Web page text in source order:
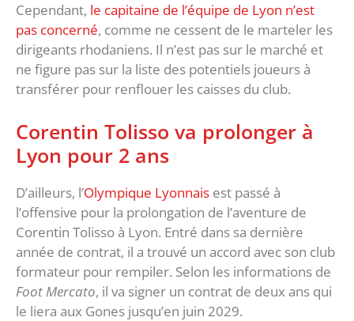
Cependant, le capitaine de l’équipe de Lyon n’est
pas concerné, comme ne cessent de le marteler les
dirigeants rhodaniens. Il n’est pas sur le marché et
ne figure pas sur la liste des potentiels joueurs à
transférer pour renflouer les caisses du club.
Corentin Tolisso va prolonger à
Lyon pour 2 ans
D’ailleurs, l’Olympique Lyonnais est passé à
l’offensive pour la prolongation de l’aventure de
Corentin Tolisso à Lyon. Entré dans sa dernière
année de contrat, il a trouvé un accord avec son club
formateur pour rempiler. Selon les informations de
Foot Mercato, il va signer un contrat de deux ans qui
le liera aux Gones jusqu’en juin 2029.